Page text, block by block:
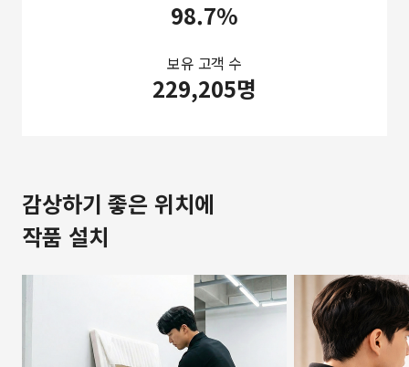
98.7%
보유 고객 수
229,205명
감상하기 좋은 위치에
작품 설치